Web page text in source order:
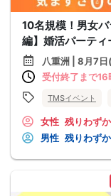
10名規模！男女
編】婚活パーテ
八重洲 | 8月7
受付終了まで16
TMSイベント
女性 残りわずか
男性 残りわずか